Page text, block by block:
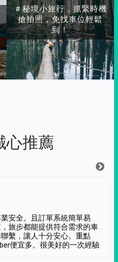
＃秘境小旅行，抓緊時機
搶拍照，免找車位輕鬆
到！
心推薦
安全。且訂單系統簡單易
旅步都能提供符合需求的車
繫，讓人十分安心。重點
便宜多。很美好的一次經驗